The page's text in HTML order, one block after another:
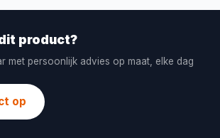
product?
met persoonlijk advies op maat, elke dag
op